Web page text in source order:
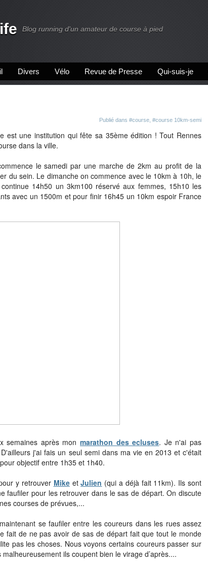
Blog running d'un amateur de course à pied
Divers Vélo Revue de Presse Qui-suis-je
Publié dans #course #course 10km-semi
est une institution qui fête sa 35ème édition ! Tout Rennes
dans la ville.
le samedi par une marche de 2km au profit de la
du sein. Le dimanche on commence avec le 10km à 10h, le
14h50 un 3km100 réservé aux femmes, 15h10 les
avec un 1500m et pour finir 16h45 un 10km espoir France
semaines après mon marathon des ecluses. Je n'ai pas
j'ai fais un seul semi dans ma vie en 2013 et c'était
objectif entre 1h35 et 1h40.
y retrouver MikeetJulien (qui a déjà fait 11km). Ils sont
faufiler pour les retrouver dans le sas de départ. On discute
courses de prévues,...
se faufiler entre les coureurs dans les rues assez
fait de ne pas avoir de sas de départ fait que tout le monde
pas les choses. Nous voyons certains coureurs passer sur
ils coupent bien le virage d’après....